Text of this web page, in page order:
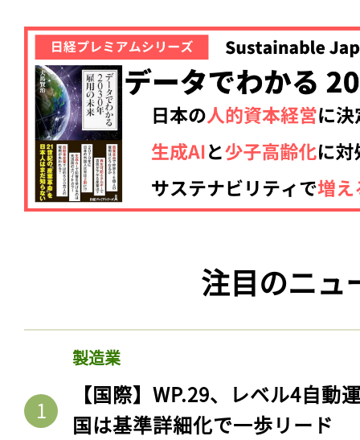
注目のニュ
製造業
【国際】WP.29、レベル4自動
国は基準詳細化で一歩リード